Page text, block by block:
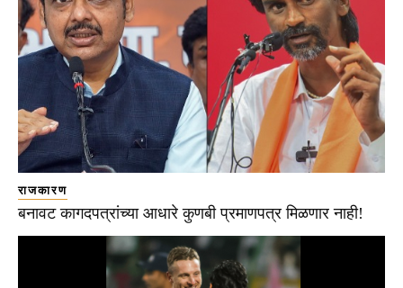
राजकारण
बनावट कागदपत्रांच्या आधारे कुणबी प्रमाणपत्र मिळणार नाही!